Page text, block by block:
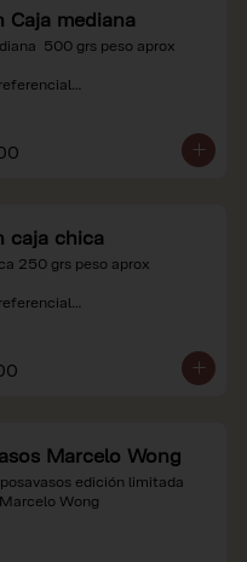
Caja mediana
500 grs peso aprox
impuestos de ley y
consumo.
caja chica
250 grs peso aprox
impuestos de ley y
consumo.
Marcelo Wong
edición limitada
Wong